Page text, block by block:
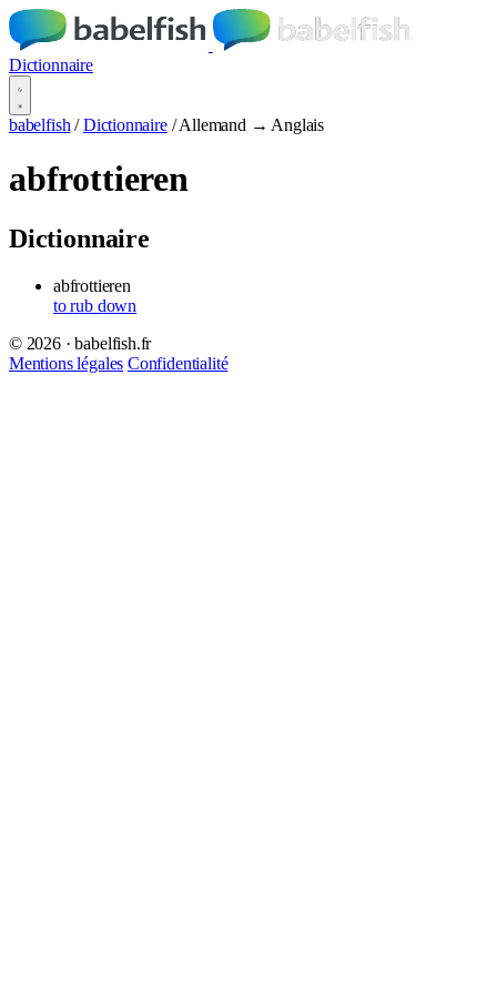
Dictionnaire
babelfish / Dictionnaire / Allemand → Anglais
abfrottieren
Dictionnaire
abfrottieren
to rub down
© 2026 · babelfish.fr
Mentions légales Confidentialité